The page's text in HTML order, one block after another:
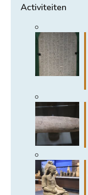
Activiteiten